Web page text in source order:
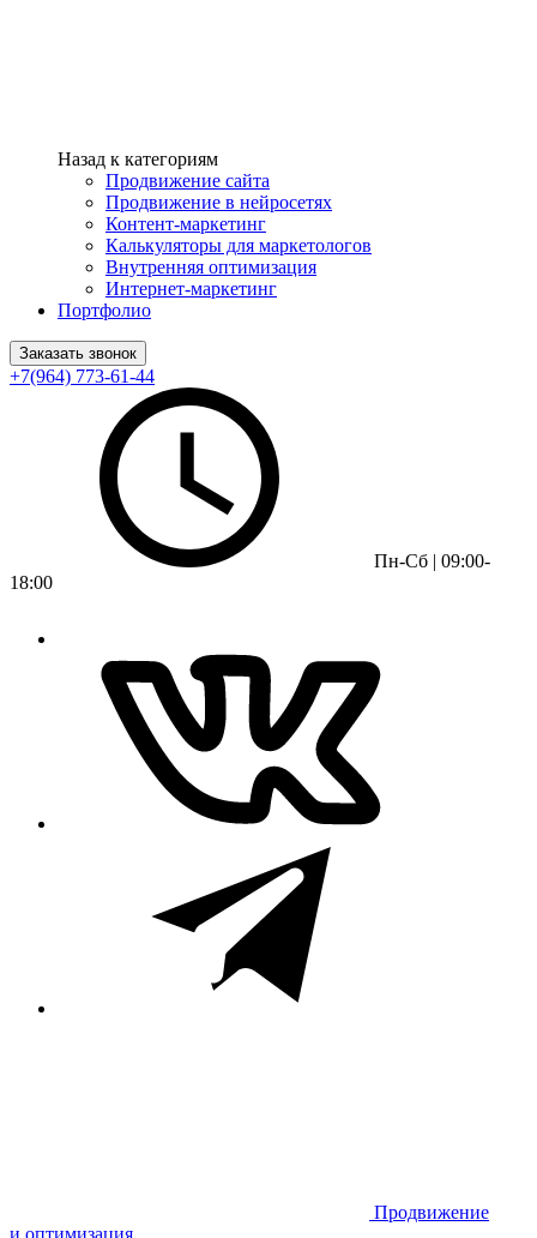
Назад к категориям
Продвижение сайта
Продвижение в нейросетях
Контент-маркетинг
Калькуляторы для маркетологов
Внутренняя оптимизация
Интернет-маркетинг
Портфолио
Заказать звонок
+7(964) 773-61-44
Пн-Сб | 09:00-
18:00
Продвижение
и оптимизация